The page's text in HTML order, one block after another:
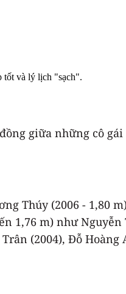
tốt và lý lịch "sạch".
giữa những cô
Thúy (2006 - 1,80
1,76 m) như Nguyễn
(2004), Đỗ Hoàng